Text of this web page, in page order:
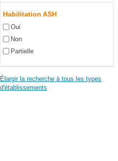
Habilitation ASH
Oui
Non
Partielle
Élargir la recherche à tous les types
d'établissements